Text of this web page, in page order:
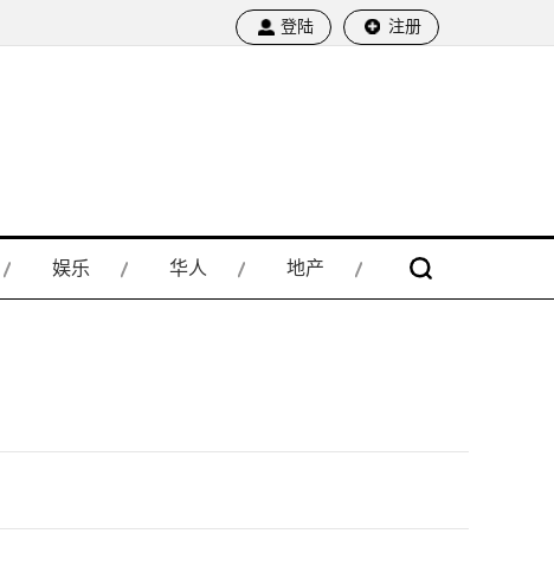
登陆 注册
娱乐 华人 地产